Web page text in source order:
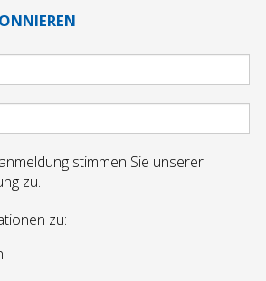
stimmen Sie unserer
zu.
zu: